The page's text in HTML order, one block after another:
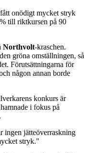
onödigt mycket stryk
till riktkursen på 90
Northvolt-kraschen.
gröna omställningen, så
Förutsättningarna för
någon annan borde
konkurs är
i fokus på
ingen jätteöverraskning
stryk."